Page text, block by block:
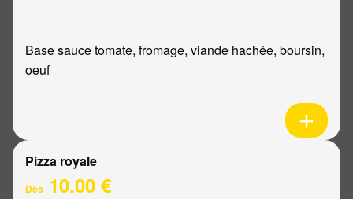
Base sauce tomate, fromage, viande hachée, boursin,
oeuf
Pizza royale
Dès 10.00 €